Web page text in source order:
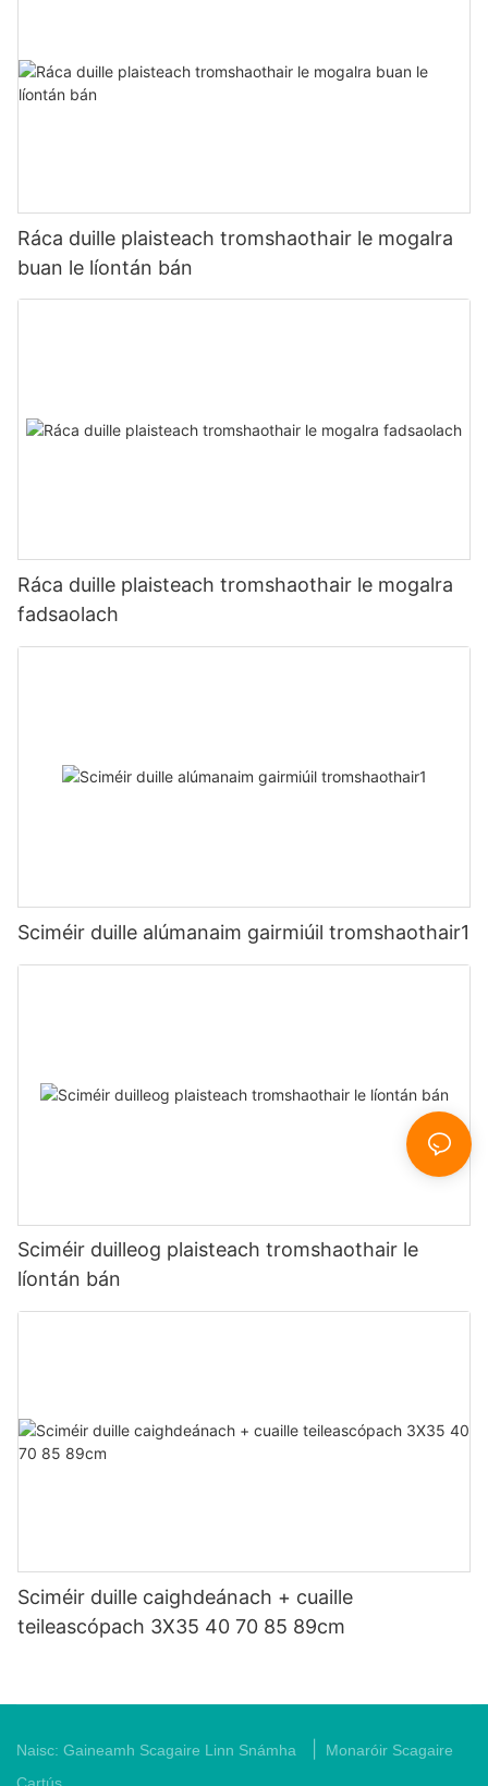
Ráca duille plaisteach tromshaothair le mogalra
buan le líontán bán
Ráca duille plaisteach tromshaothair le mogalra
fadsaolach
Sciméir duille alúmanaim gairmiúil tromshaothair1
Sciméir duilleog plaisteach tromshaothair le
líontán bán
Sciméir duille caighdeánach + cuaille
teileascópach 3X35 40 70 85 89cm
Naisc: Gaineamh Scagaire Linn Snámha
Monaróir Scagaire